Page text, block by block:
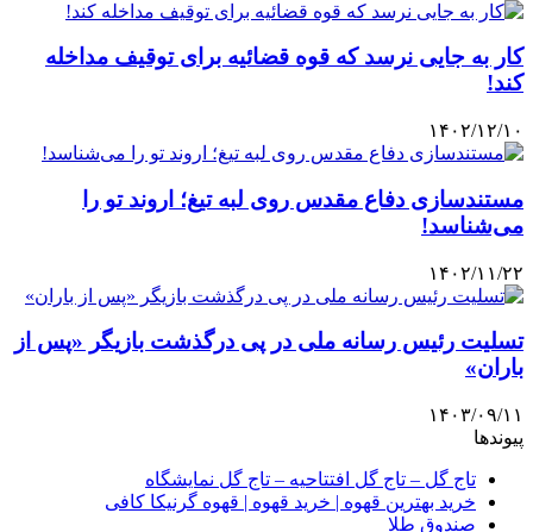
کار به جایی نرسد که قوه قضائیه برای توقیف مداخله
کند!
۱۴۰۲/۱۲/۱۰
مستندسازی دفاع مقدس روی لبه تیغ؛ اروند تو را
می‌شناسد!
۱۴۰۲/۱۱/۲۲
تسلیت رئیس رسانه ملی در پی درگذشت بازیگر «پس از
باران»
۱۴۰۳/۰۹/۱۱
پیوندها
تاج گل – تاج گل افتتاحیه – تاج گل نمایشگاه
خرید بهترین قهوه | خرید قهوه | قهوه گرنیکا کافی
صندوق طلا